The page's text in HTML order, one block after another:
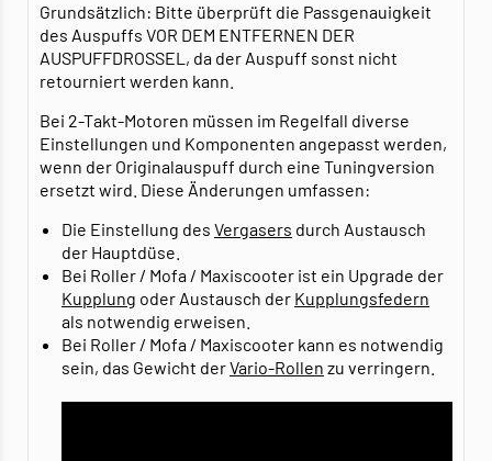
Grundsätzlich: Bitte überprüft die Passgenauigkeit
des Auspuffs VOR DEM ENTFERNEN DER
AUSPUFFDROSSEL, da der Auspuff sonst nicht
retourniert werden kann.
Bei 2-Takt-Motoren müssen im Regelfall diverse
Einstellungen und Komponenten angepasst werden,
wenn der Originalauspuff durch eine Tuningversion
ersetzt wird. Diese Änderungen umfassen:
Die Einstellung des Vergasers durch Austausch
der Hauptdüse.
Bei Roller / Mofa / Maxiscooter ist ein Upgrade der
Kupplung oder Austausch der Kupplungsfedern
als notwendig erweisen.
Bei Roller / Mofa / Maxiscooter kann es notwendig
sein, das Gewicht derVario-Rollen zu verringern.